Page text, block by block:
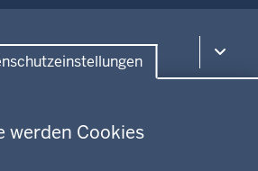
werden Cookies
Verkehr